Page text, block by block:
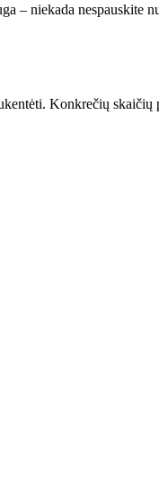
– niekada
Konkrečių skaičių